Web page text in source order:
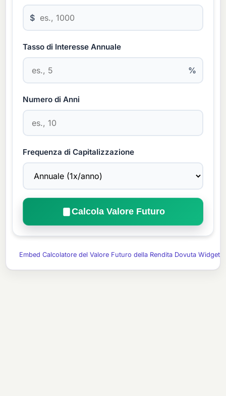
$
Tasso di Interesse Annuale
%
Numero di Anni
Frequenza di Capitalizzazione
Calcola Valore Futuro
Embed Calcolatore del Valore Futuro della Rendita Dovuta Widget